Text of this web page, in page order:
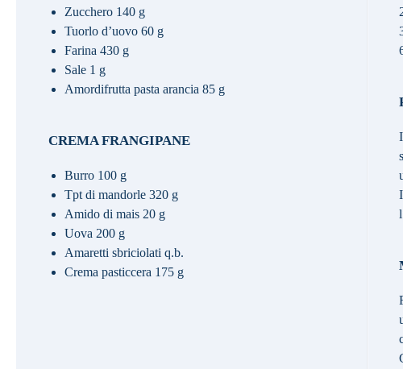
Zucchero 140 g
Tuorlo d’uovo 60 g
Farina 430 g
Sale 1 g
Amordifrutta pasta arancia 85 g
CREMA FRANGIPANE
Burro 100 g
Tpt di mandorle 320 g
Amido di mais 20 g
Uova 200 g
Amaretti sbriciolati q.b.
Crema pasticcera 175 g